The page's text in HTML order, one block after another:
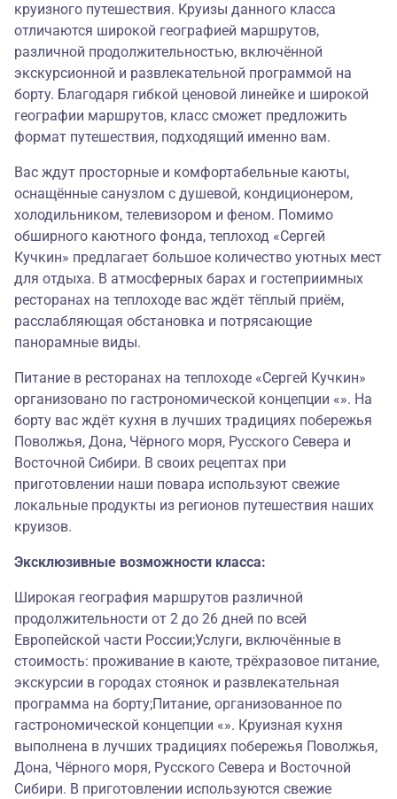
круизного путешествия. Круизы данного класса
отличаются широкой географией маршрутов,
различной продолжительностью, включённой
экскурсионной и развлекательной программой на
борту. Благодаря гибкой ценовой линейке и широкой
географии маршрутов, класс сможет предложить
формат путешествия, подходящий именно вам.
Вас ждут просторные и комфортабельные каюты,
оснащённые санузлом с душевой, кондиционером,
холодильником, телевизором и феном. Помимо
обширного каютного фонда, теплоход «Сергей
Кучкин» предлагает большое количество уютных мест
для отдыха. В атмосферных барах и гостеприимных
ресторанах на теплоходе вас ждёт тёплый приём,
расслабляющая обстановка и потрясающие
панорамные виды.
Питание в ресторанах на теплоходе «Сергей Кучкин»
организовано по гастрономической концепции «». На
борту вас ждёт кухня в лучших традициях побережья
Поволжья, Дона, Чёрного моря, Русского Севера и
Восточной Сибири. В своих рецептах при
приготовлении наши повара используют свежие
локальные продукты из регионов путешествия наших
круизов.
Эксклюзивные возможности класса:
Широкая география маршрутов различной
продолжительности от 2 до 26 дней по всей
Европейской части России;Услуги, включённые в
стоимость: проживание в каюте, трёхразовое питание,
экскурсии в городах стоянок и развлекательная
программа на борту;Питание, организованное по
гастрономической концепции «». Круизная кухня
выполнена в лучших традициях побережья Поволжья,
Дона, Чёрного моря, Русского Севера и Восточной
Сибири. В приготовлении используются свежие